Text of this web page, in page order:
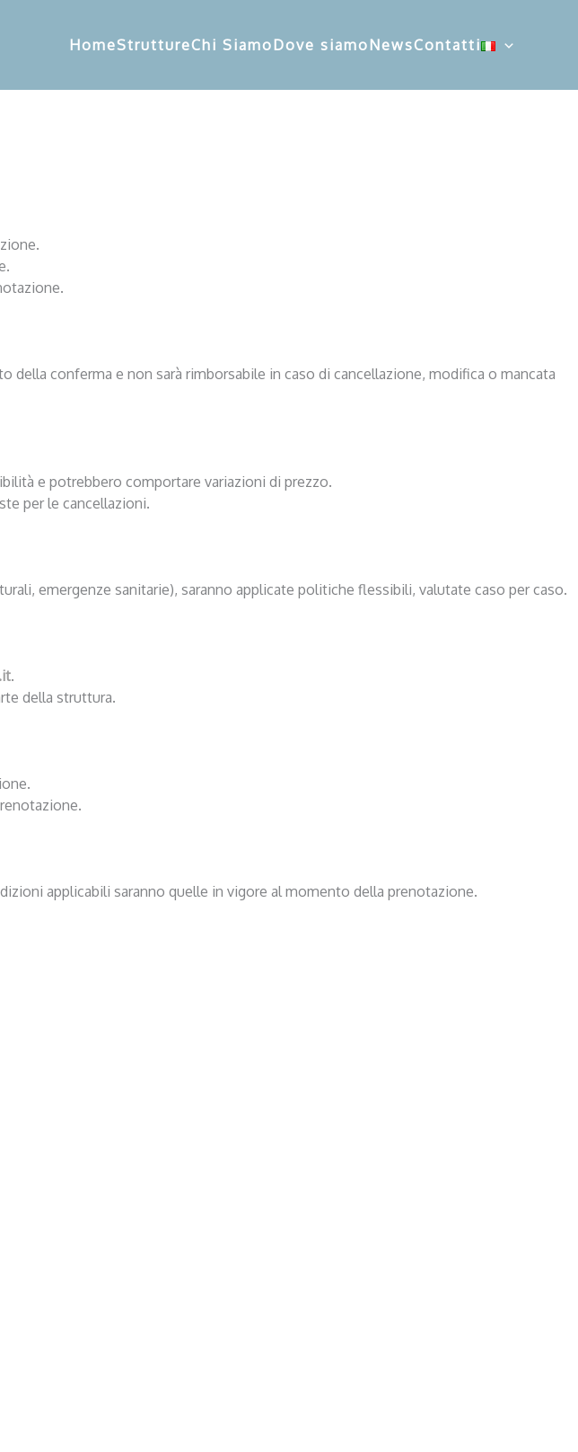
HomeStruttureChi SiamoDove siamoNewsContatti
della conferma e non sarà rimborsabile in caso di cancellazione, modifica o mancata
e potrebbero comportare variazioni di prezzo.
per le cancellazioni.
emergenze sanitarie), saranno applicate politiche flessibili, valutate caso per caso.
.
della struttura.
applicabili saranno quelle in vigore al momento della prenotazione.